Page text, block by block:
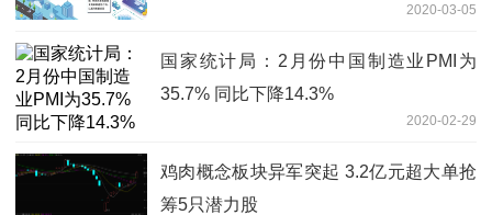
2020-03-05
国家统计局：2月份中国制造业PMI为
35.7% 同比下降14.3%
2020-02-29
鸡肉概念板块异军突起 3.2亿元超大单抢
筹5只潜力股